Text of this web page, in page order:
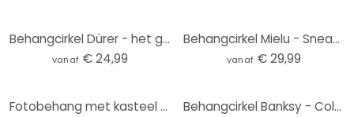
Behangcirkel Dürer - het grote Gazon - vliesbehang/zelfklevend vliesbehang
vanaf € 24,99
Behangcirkel Mielu - Sneaker - vliesbehang/zelfklevend vliesbehang
vanaf € 29,99
Fotobehang met kasteel en eenhoorn - Ms Tiff - Rond - Zelfklevend/niet-geweven Behangcirkel Banksy - Coloured Rain - vliesbehang/zelfklevend vliesbehang